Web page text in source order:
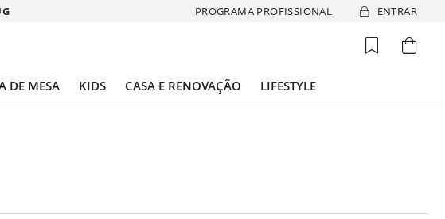
PROGRAMA PROFISSIONAL ENTRAR
DE MESA KIDS CASA E RENOVAÇÃO LIFESTYLE